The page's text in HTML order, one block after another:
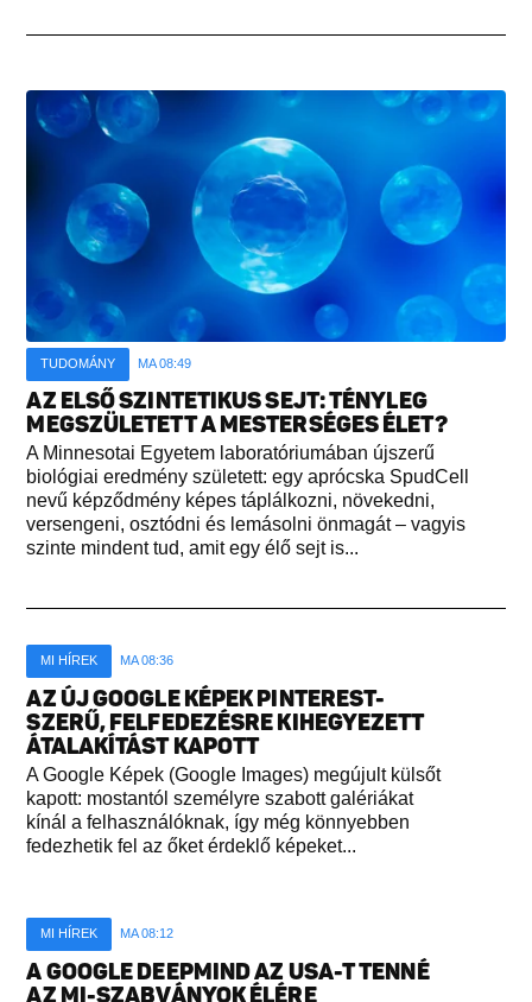
TUDOMÁNY MA 08:49
AZ ELSŐ SZINTETIKUS SEJT: TÉNYLEG
MEGSZÜLETETT A MESTERSÉGES ÉLET?
A Minnesotai Egyetem laboratóriumában újszerű
biológiai eredmény született: egy aprócska SpudCell
nevű képződmény képes táplálkozni, növekedni,
versengeni, osztódni és lemásolni önmagát – vagyis
szinte mindent tud, amit egy élő sejt is...
MI HÍREK MA 08:36
AZ ÚJ GOOGLE KÉPEK PINTEREST-
SZERŰ, FELFEDEZÉSRE KIHEGYEZETT
ÁTALAKÍTÁST KAPOTT
A Google Képek (Google Images) megújult külsőt
kapott: mostantól személyre szabott galériákat
kínál a felhasználóknak, így még könnyebben
fedezhetik fel az őket érdeklő képeket...
MI HÍREK MA 08:12
A GOOGLE DEEPMIND AZ USA-T TENNÉ
AZ MI-SZABVÁNYOK ÉLÉRE